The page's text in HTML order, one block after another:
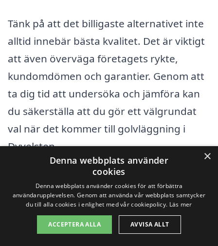
Tänk på att det billigaste alternativet inte
alltid innebär bästa kvalitet. Det är viktigt
att även överväga företagets rykte,
kundomdömen och garantier. Genom att
ta dig tid att undersöka och jämföra kan
du säkerställa att du gör ett välgrundat
val när det kommer till golvläggning i
Dyvelsten.
Få 3 erbjudanden, gratis och utan
förpliktelser
×
Denna webbplats använder
cookies
Denna webbplats använder cookies för att förbättra
användarupplevelsen. Genom att använda vår webbplats samtycker
du till alla cookies i enlighet med vår cookiepolicy. Läs mer
ACCEPTERA ALLA AVVISA ALLT